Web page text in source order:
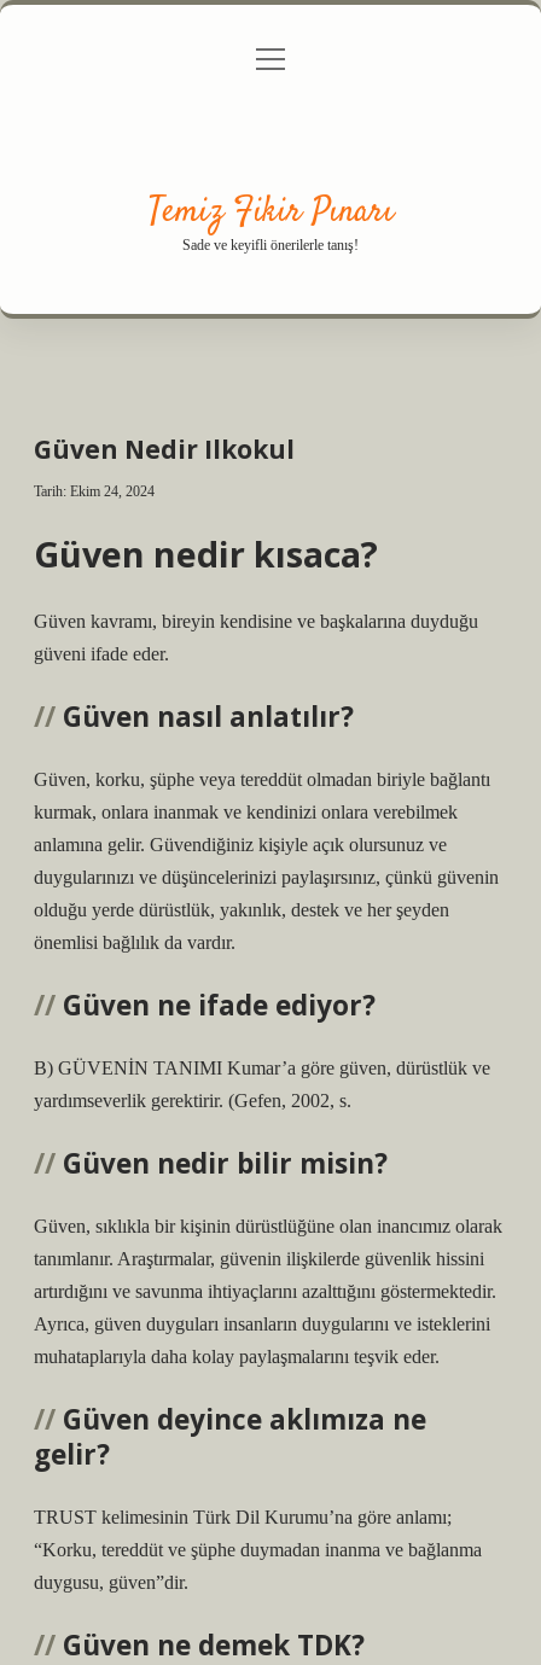
Gizlilik Politikası
menüyü
Temiz Fikir Pınarı
Sade ve keyifli önerilerle tanış!
Güven Nedir Ilkokul
Tarih: Ekim 24, 2024
Güven nedir kısaca?
Güven kavramı, bireyin kendisine ve başkalarına duyduğu
güveni ifade eder.
Güven nasıl anlatılır?
Güven, korku, şüphe veya tereddüt olmadan biriyle bağlantı
kurmak, onlara inanmak ve kendinizi onlara verebilmek
anlamına gelir. Güvendiğiniz kişiyle açık olursunuz ve
duygularınızı ve düşüncelerinizi paylaşırsınız, çünkü güvenin
olduğu yerde dürüstlük, yakınlık, destek ve her şeyden
önemlisi bağlılık da vardır.
Güven ne ifade ediyor?
B) GÜVENİN TANIMI Kumar’a göre güven, dürüstlük ve
yardımseverlik gerektirir. (Gefen, 2002, s.
Güven nedir bilir misin?
Güven, sıklıkla bir kişinin dürüstlüğüne olan inancımız olarak
tanımlanır. Araştırmalar, güvenin ilişkilerde güvenlik hissini
artırdığını ve savunma ihtiyaçlarını azalttığını göstermektedir.
Ayrıca, güven duyguları insanların duygularını ve isteklerini
muhataplarıyla daha kolay paylaşmalarını teşvik eder.
Güven deyince aklımıza ne
gelir?
TRUST kelimesinin Türk Dil Kurumu’na göre anlamı;
“Korku, tereddüt ve şüphe duymadan inanma ve bağlanma
duygusu, güven”dir.
Güven ne demek TDK?